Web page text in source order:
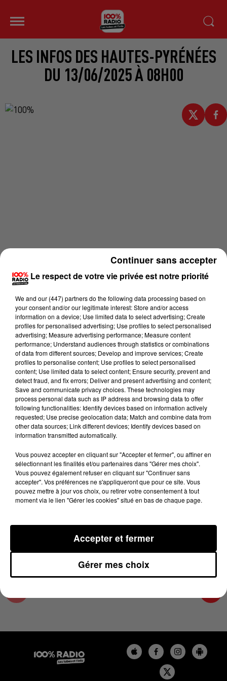
LES INFOS DES HAUTES-PYRÉNÉES
DU 13/06/2025 À 08H00
Lecture (4 min 16 sec)
100%
100% Radio les infos des Hautes-Pyrénées
13 juin 2025 - 4 min 16 sec
LES INFOS DES HAUTES-PYRÉNÉES DU
13/06/2025 À 08H00
Podcasts infos des Hautes-Pyrénées
Le respect de votre vie privée est notre priorité
We and our (447) partnersdo the following data processing based on
your consent and/or our legitimate interest: Store and/or access
information on a device; Use limited data to select advertising; Create
profiles for personalised advertising; Use profiles to select personalised
advertising; Measure advertising performance; Measure content
performance; Understand audiences through statistics or combinations
of data from different sources; Develop and improve services; Create
profiles to personalise content; Use profiles to select personalised
content; Use limited data to select content; Ensure security, prevent and
detect fraud, and fix errors; Deliver and present advertising and content;
Save and communicate privacy choices. These technologies may
process personal data such as IP address and browsing data to offer
following functionalities: Identify devices based on information actively
requested; Use precise geolocation data; Match and combine data from
other data sources; Link different devices; Identify devices based on
information transmitted automatically.
Vous pouvez accepter en cliquant sur "Accepter et fermer", ou affiner en
sélectionnant les finalités et/ou partenaires dans "Gérer mes choix".
Vous pouvez également refuser en cliquant sur "Continuer sans
accepter". Vos préférences ne s'appliqueront que pour ce site. Vous
pouvez mettre à jour vos choix, ou retirer votre consentement à tout
moment via le lien "Gérer les cookies" situé en bas de chaque page.
Gérer mes choix
Accepter et fermer
Continuer sans accepter